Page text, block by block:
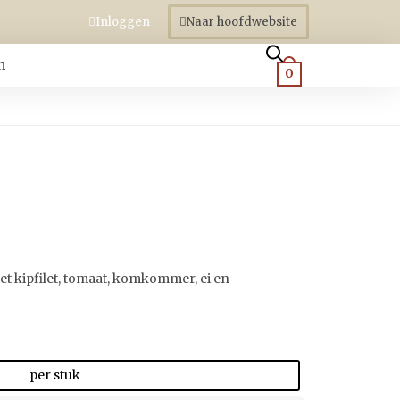
Inloggen Naar hoofdwebsite
0
kipfilet, tomaat, komkommer, ei en
per stuk